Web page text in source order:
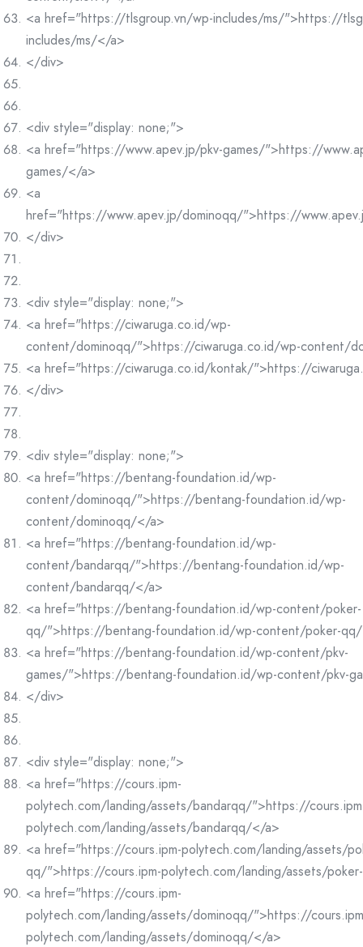
<a href="https://tlsgroup.vn/wp-includes/ms/">https://
includes/ms/</a>
</div>
<div style="display: none;">
<a href="https://www.apev.jp/pkv-games/">https://
games/</a>
<a
href="https://www.apev.jp/dominoqq/">https://
</div>
<div style="display: none;">
<a href="https://ciwaruga.co.id/wp-
content/dominoqq/">https://ciwaruga.co.id/wp-content/
<a href="https://ciwaruga.co.id/kontak/">https://
</div>
<div style="display: none;">
<a href="https://bentang-foundation.id/wp-
content/dominoqq/">https://bentang-foundation.id/wp-
content/dominoqq/</a>
<a href="https://bentang-foundation.id/wp-
content/bandarqq/">https://bentang-foundation.id/wp-
content/bandarqq/</a>
<a href="https://bentang-foundation.id/wp-content/poker-
qq/">https://bentang-foundation.id/wp-content/poker-
<a href="https://bentang-foundation.id/wp-content/pkv-
games/">https://bentang-foundation.id/wp-content/pkv-
</div>
<div style="display: none;">
<a href="https://cours.ipm-
polytech.com/landing/assets/bandarqq/">https://
polytech.com/landing/assets/bandarqq/</a>
<a href="https://cours.ipm-polytech.com/landing/assets/
qq/">https://cours.ipm-polytech.com/landing/assets/
<a href="https://cours.ipm-
polytech.com/landing/assets/dominoqq/">https://
polytech.com/landing/assets/dominoqq/</a>